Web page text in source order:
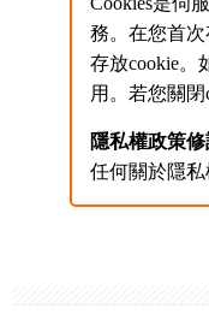
務。在您首
存放cookie。
用。若您關
隱私權政策
任何關於隱